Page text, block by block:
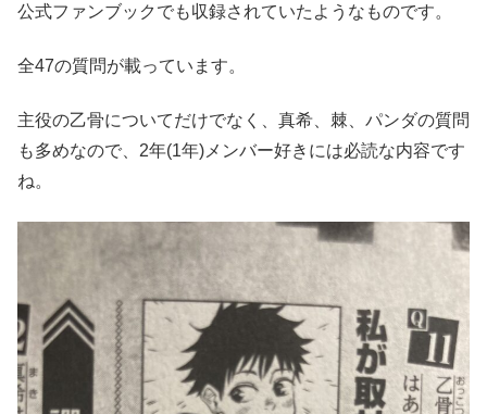
公式ファンブックでも収録されていたようなものです。
全47の質問が載っています。
主役の乙骨についてだけでなく、真希、棘、パンダの質問
も多めなので、2年(1年)メンバー好きには必読な内容です
ね。